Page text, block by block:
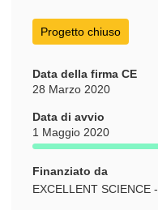
Progetto chiuso
Data della firma CE
28 Marzo 2020
Data di avvio
1 Maggio 2020
Finanziato da
EXCELLENT SCIENCE